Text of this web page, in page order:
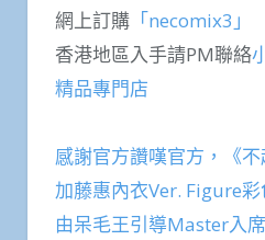
網上訂購 「necomix3」
香港地區入手請PM聯絡
精品專門店
感謝官方讚嘆官方，《不
加藤惠內衣Ver. Figure
由呆毛王引導Master入